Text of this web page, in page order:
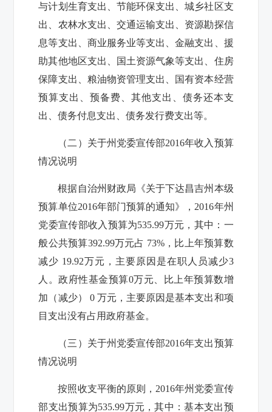
与计划生育支出、节能环保支出、城乡社区支
出、农林水支出、交通运输支出、资源勘探信
息等支出、商业服务业等支出、金融支出、援
助其他地区支出、国土资源气象等支出、住房
保障支出、粮油物资管理支出、国有资本经营
预算支出、预备费、其他支出、债务还本支
出、债务付息支出、债务发行费支出等。
（二）关于州党委宣传部2016年收入预算
情况说明
根据自治州财政局《关于下达昌吉州本级
预算单位2016年部门预算的通知》，2016年州
党委宣传部收入预算为535.99万元，其中：一
般公共预算392.99万元占 73%，比上年预算数
减少 19.92万元，主要原因是在职人员减少3
人。政府性基金预算0万元、
比上年预算数增
加（减少） 0 万元，主要原因是基本支出和项
目支出没有占用政府基金。
（三）关于州党委宣传部2016年支出预算
情况说明
按照收支平衡的原则，2016年州党委宣传
部支出预算为535.99万元，其中：基本支出预